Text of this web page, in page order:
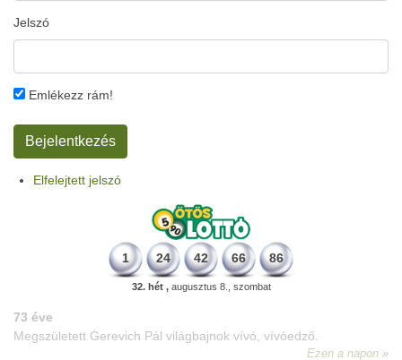
Jelszó
Emlékezz rám!
Elfelejtett jelszó
1 24 42 66 86
32. hét ,augusztus 8., szombat